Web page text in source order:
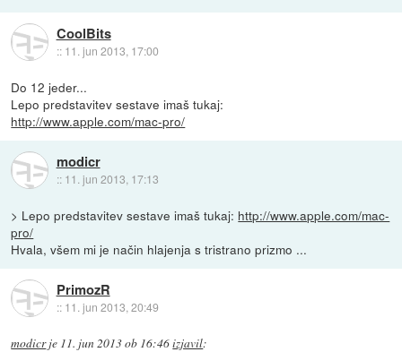
CoolBits
:: 11. jun 2013, 17:00
Do 12 jeder...
Lepo predstavitev sestave imaš tukaj:
http://www.apple.com/mac-pro/
modicr
:: 11. jun 2013, 17:13
> Lepo predstavitev sestave imaš tukaj: http://www.apple.com/mac-
pro/
Hvala, všem mi je način hlajenja s tristrano prizmo ...
PrimozR
:: 11. jun 2013, 20:49
modicrje 11. jun 2013 ob 16:46izjavil: